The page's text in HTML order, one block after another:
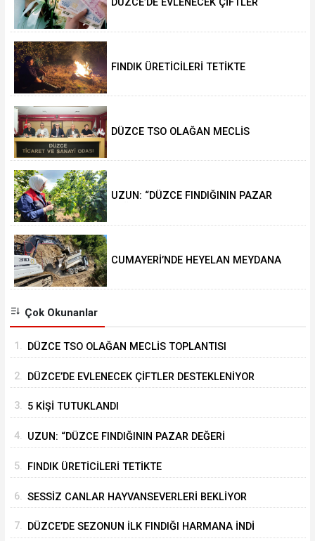
DÜZCE’DE EVLENECEK ÇİFTLER
FINDIK ÜRETİCİLERİ TETİKTE
DÜZCE TSO OLAĞAN MECLİS
UZUN: “DÜZCE FINDIĞININ PAZAR
CUMAYERİ’NDE HEYELAN MEYDANA
Çok Okunanlar
1. DÜZCE TSO OLAĞAN MECLİS TOPLANTISI
2. DÜZCE’DE EVLENECEK ÇİFTLER DESTEKLENİYOR
3. 5 KİŞİ TUTUKLANDI
4. UZUN: “DÜZCE FINDIĞININ PAZAR DEĞERİ
5. FINDIK ÜRETİCİLERİ TETİKTE
6. SESSİZ CANLAR HAYVANSEVERLERİ BEKLİYOR
7. DÜZCE’DE SEZONUN İLK FINDIĞI HARMANA İNDİ